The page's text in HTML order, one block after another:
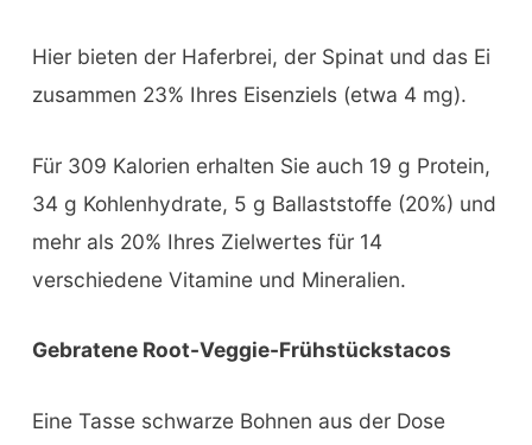
Hier bieten der Haferbrei, der Spinat und das Ei
zusammen 23% Ihres Eisenziels (etwa 4 mg).
Für 309 Kalorien erhalten Sie auch 19 g Protein,
34 g Kohlenhydrate, 5 g Ballaststoffe (20%) und
mehr als 20% Ihres Zielwertes für 14
verschiedene Vitamine und Mineralien.
Gebratene Root-Veggie-Frühstückstacos
Eine Tasse schwarze Bohnen aus der Dose